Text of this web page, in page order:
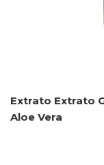
Extrato Extrato
Aloe Vera